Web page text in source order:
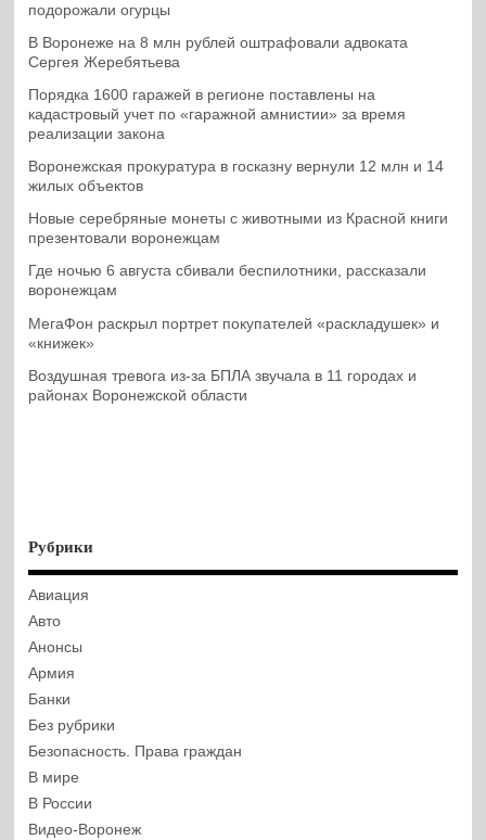
подорожали огурцы
В Воронеже на 8 млн рублей оштрафовали адвоката
Сергея Жеребятьева
Порядка 1600 гаражей в регионе поставлены на
кадастровый учет по «гаражной амнистии» за время
реализации закона
Воронежская прокуратура в госказну вернули 12 млн и 14
жилых объектов
Новые серебряные монеты с животными из Красной книги
презентовали воронежцам
Где ночью 6 августа сбивали беспилотники, рассказали
воронежцам
МегаФон раскрыл портрет покупателей «раскладушек» и
«книжек»
Воздушная тревога из-за БПЛА звучала в 11 городах и
районах Воронежской области
Рубрики
Авиация
Авто
Анонсы
Армия
Банки
Без рубрики
Безопасность. Права граждан
В мире
В России
Видео-Воронеж